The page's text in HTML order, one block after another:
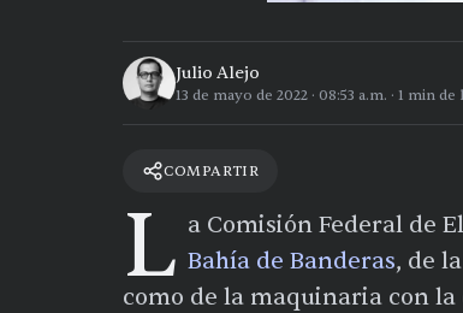
Julio Alejo
13 de mayo de 2022 · 08:53 a.m. · 1 min de
COMPARTIR
L a Comisión Federal de
Bahía de Banderas, de
como de la maquinaria con